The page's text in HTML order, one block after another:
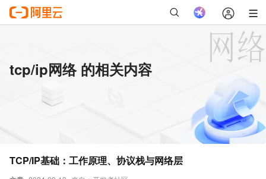
tcp/ip网络 的相关内容
TCP/IP基础：工作原理、协议栈与网络层